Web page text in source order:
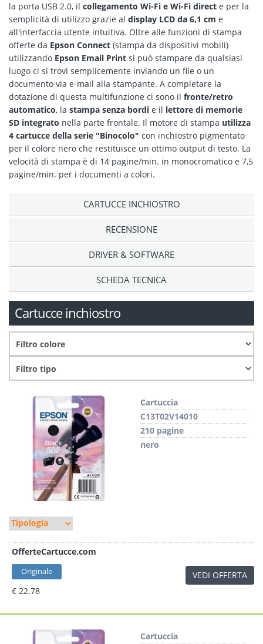
la porta USB 2.0, il collegamento Wi-Fi e Wi-Fi direct e per la
semplicità di utilizzo grazie al display LCD da 6,1 cm e
all'interfaccia utente intuitiva. Oltre alle funzioni di stampa
offerte da Epson Connect (stampa da dispositivi mobili)
utilizzando Epson Email Print si può stampare da qualsiasi
luogo ci si trovi semplicemente inviando un file o un
documento via e-mail alla stampante. A completare la
dotazione di questa multifunzione ci sono il fronte/retro
automatico, la stampa senza bordi e il lettore di memorie
SD integrato nella parte frontale. Il motore di stampa utilizza
4 cartucce della serie "Binocolo" con inchiostro pigmentato
per il colore nero che restituisce un ottimo output di testo. La
velocità di stampa è di 14 pagine/min. in monocromatico e 7,5
pagine/min. per i documenti a colori.
CARTUCCE INCHIOSTRO
RECENSIONE
DRIVER & SOFTWARE
SCHEDA TECNICA
Cartucce inchiostro
Cartuccia
C13T02V14010
210 pagine
nero
OfferteCartucce.com
Originale
€ 22.78
VEDI OFFERTA
Cartuccia